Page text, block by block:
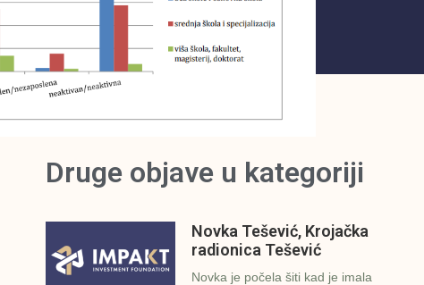
Druge objave u kategoriji
Novka Tešević, Krojačka
radionica Tešević
Novka je počela šiti kad je imala